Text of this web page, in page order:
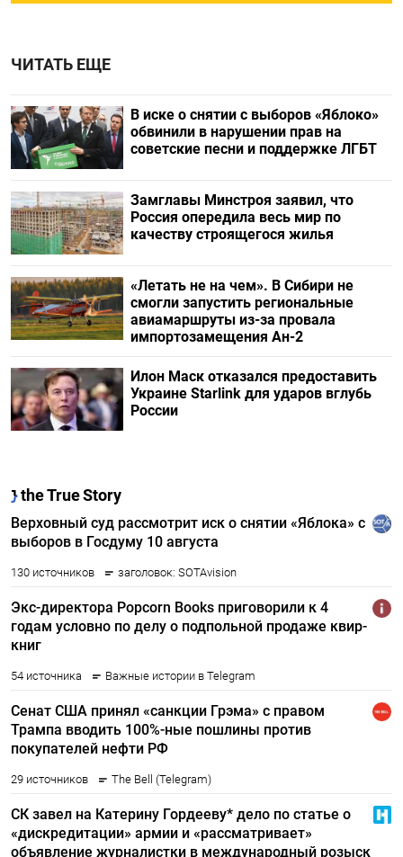
ЧИТАТЬ ЕЩЕ
В иске о снятии с выборов «Яблоко»
обвинили в нарушении прав на
советские песни и поддержке ЛГБТ
Замглавы Минстроя заявил, что
Россия опередила весь мир по
качеству строящегося жилья
«Летать не на чем». В Сибири не
смогли запустить региональные
авиамаршруты из-за провала
импортозамещения Ан-2
Илон Маск отказался предоставить
Украине Starlink для ударов вглубь
России